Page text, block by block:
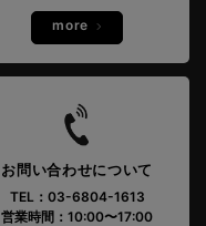
more
お問い合わせについて
TEL：03-6804-1613
営業時間：10:00〜17:00